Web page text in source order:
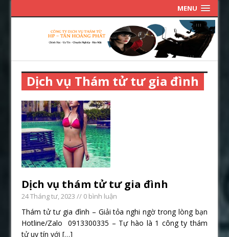
MENU
Dịch vụ Thám tử tư gia đình
Dịch vụ thám tử tư gia đình
24 Tháng tư, 2023 // 0 bình luận
Thám tử tư gia đình – Giải tỏa nghi ngờ trong lòng bạn
Hotline/Zalo 0913300335 – Tự hào là 1 công ty thám
tử uy tín với[…]